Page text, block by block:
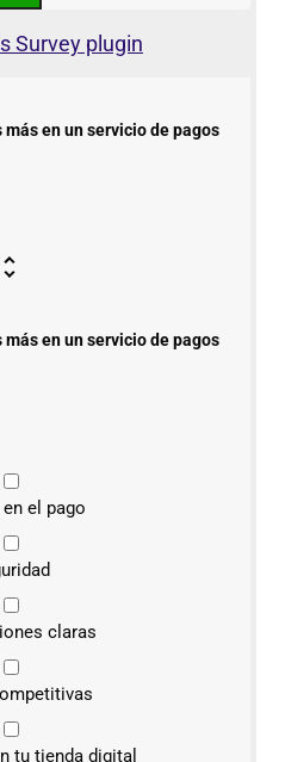
Survey plugin
en un servicio de pagos
en un servicio de pagos
en el pago
claras
tu tienda digital